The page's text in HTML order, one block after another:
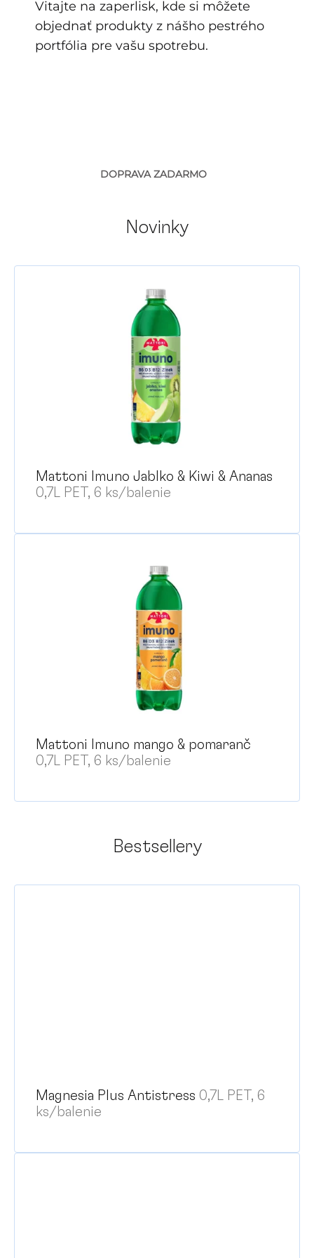
Vitajte na zaperlisk, kde si môžete
objednať produkty z nášho pestrého
portfólia pre vašu spotrebu.
DOPRAVA ZADARMO
Novinky
Mattoni Imuno Jablko & Kiwi & Ananas
0,7L PET, 6 ks/balenie
Mattoni Imuno mango & pomaranč
0,7L PET, 6 ks/balenie
Bestsellery
Magnesia Plus Antistress 0,7L PET, 6
ks/balenie